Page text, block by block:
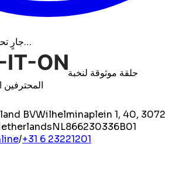
جارٍ تحميل الملف الشخصي…
حلقة موثوقة لنخبة
المحترفين
BVWilhelminaplein 1, 40, 3072
NL866230336B01
/+31 6 23221201